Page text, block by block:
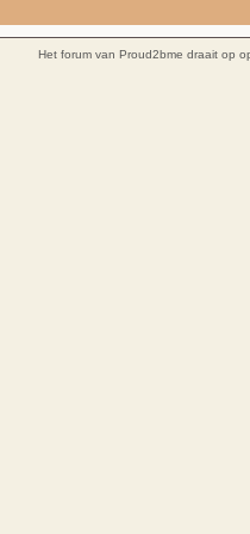
Het forum van Proud2bme draait op